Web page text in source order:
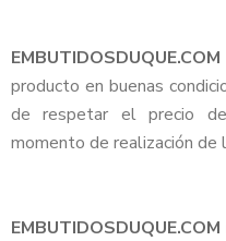
EMBUTIDOSDUQUE.COM
producto en buenas
de respetar el precio
momento de realización de
EMBUTIDOSDUQUE.COM